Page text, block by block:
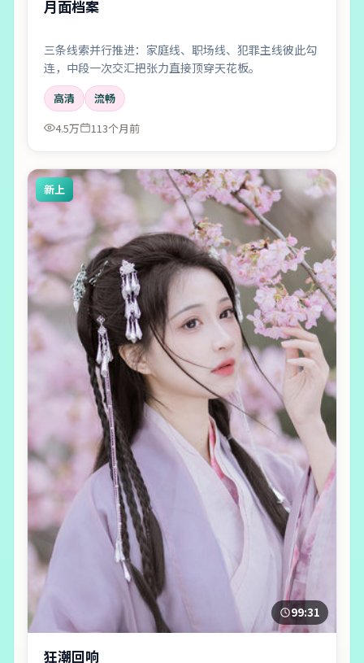
月面档案
三条线索并行推进：家庭线、职场线、犯罪主线彼此勾
连，中段一次交汇把张力直接顶穿天花板。
高清
流畅
4.5万
113个月前
新上
99:31
狂潮回响